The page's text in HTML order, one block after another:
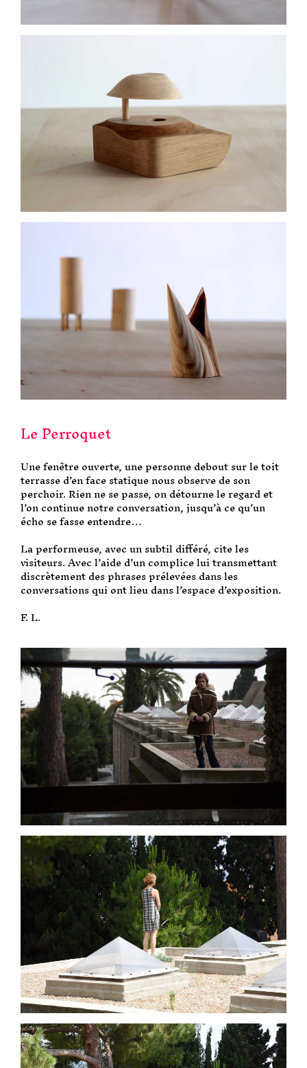
Le Perroquet
Une fenêtre ouverte, une personne debout sur le toit
terrasse d’en face statique nous observe de son
perchoir. Rien ne se passe, on détourne le regard et
l’on continue notre conversation, jusqu’à ce qu’un
écho se fasse entendre…
La performeuse, avec un subtil différé, cite les
visiteurs. Avec l’aide d’un complice lui transmettant
discrètement des phrases prélevées dans les
conversations qui ont lieu dans l’espace d’exposition.
F. L.